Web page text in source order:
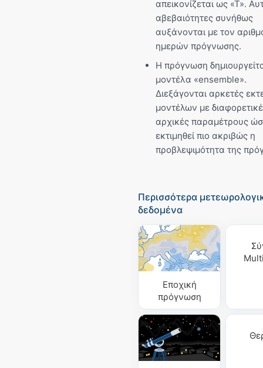
απεικονίζεται ως «Τ».
αβεβαιότητες συνήθως
αυξάνονται με τον
ημερών πρόγνωσης.
Η πρόγνωση
μοντέλα «ensemble».
Διεξάγονται αρκετές
μοντέλων με
αρχικές παραμέτρους
εκτιμηθεί πιο ακριβώς η
προβλεψιμότητα της
Περισσότερα
δεδομένα
Εποχική
πρόγνωση